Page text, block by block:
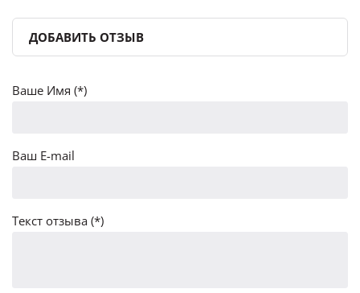
ДОБАВИТЬ ОТЗЫВ
Ваше Имя (*)
Ваш E-mail
Текст отзыва (*)